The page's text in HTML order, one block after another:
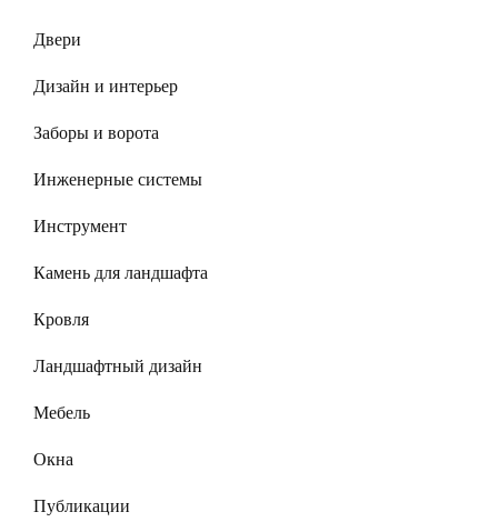
Двери
Дизайн и интерьер
Заборы и ворота
Инженерные системы
Инструмент
Камень для ландшафта
Кровля
Ландшафтный дизайн
Мебель
Окна
Публикации